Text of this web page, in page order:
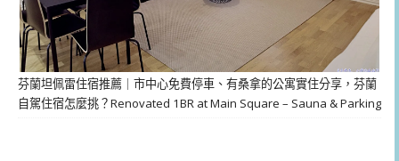
芬蘭坦佩雷住宿推薦｜市中心免費停車、有桑拿的公寓實住分享，芬蘭
自駕住宿怎麼挑？Renovated 1BR at Main Square – Sauna & Parking